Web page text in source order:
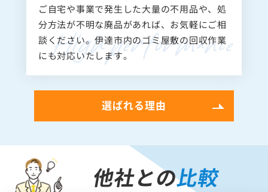
ご自宅や事業で発生した大量の不用品や、処
分方法が不明な廃品があれば、お気軽にご相
談ください。伊達市内のゴミ屋敷の回収作業
にも対応いたします。
選ばれる理由
他社との比較